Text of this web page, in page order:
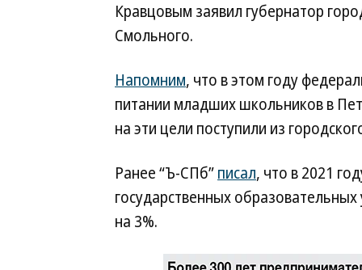
Кравцовым заявил губернатор
Смольного.
Напомним, что в этом году
питании младших школьников в
на эти цели поступили из
Ранее “Ъ-СПб”писал, что в 2021
государственных
на 3%.